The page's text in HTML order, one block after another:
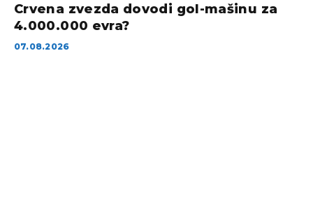
Crvena zvezda dovodi gol-mašinu za
4.000.000 evra?
07.08.2026